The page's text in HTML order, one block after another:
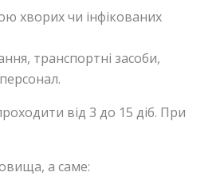
хворих чи інфікованих
транспортні засоби,
від 3 до 15 діб. При
а саме: